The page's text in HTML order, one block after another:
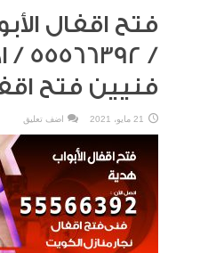
فتح اقفال
/
فنيين فتح
21 مايو، 2021 اضف تعليق